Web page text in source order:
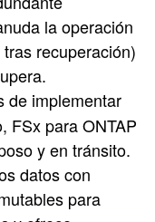
la operación
recuperación)
de implementar
FSx para ONTAP
y en tránsito.
datos con
para